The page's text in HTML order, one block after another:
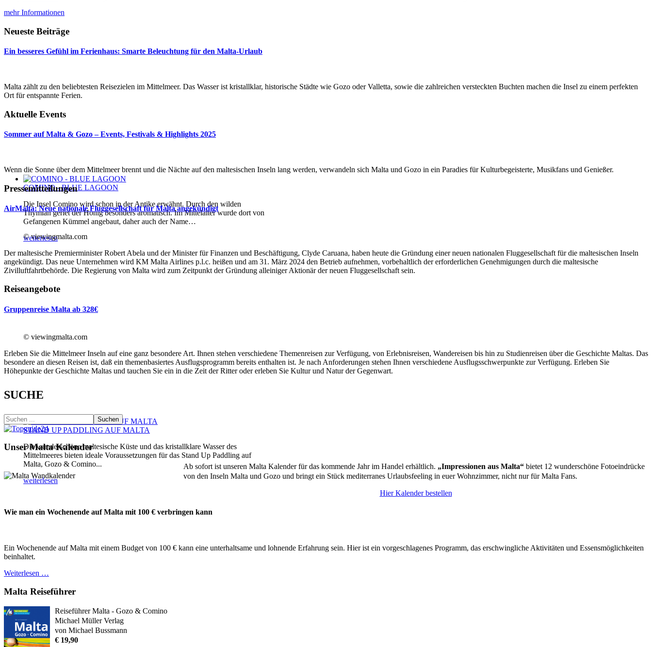
COMINO - BLUE LAGOON
Die Insel Comino wird schon in der Antike erwähnt. Durch den wilden
Thymian geriet der Honig besonders aromatisch. Im Mittelalter wurde dort von
Gefangenen Kümmel angebaut, daher auch der Name…
weiterlesen
STAND UP PADDLING AUF MALTA
Die wunderschöne maltesische Küste und das kristallklare Wasser des
Mittelmeeres bieten ideale Voraussetzungen für das Stand Up Paddling auf
Malta, Gozo & Comino...
weiterlesen
mehr Informationen
Neueste Beiträge
Ein besseres Gefühl im Ferienhaus: Smarte Beleuchtung für den Malta-Urlaub
Malta zählt zu den beliebtesten Reisezielen im Mittelmeer. Das Wasser ist kristallklar, historische Städte wie Gozo oder Valletta, sowie die zahlreichen versteckten Buchten machen die Insel zu einem perfekten
Ort für entspannte Ferien.
Aktuelle Events
Sommer auf Malta & Gozo – Events, Festivals & Highlights 2025
Wenn die Sonne über dem Mittelmeer brennt und die Nächte auf den maltesischen Inseln lang werden, verwandeln sich Malta und Gozo in ein Paradies für Kulturbegeisterte, Musikfans und Genießer.
Pressemitteilungen
AirMalta: Neue nationale Fluggesellschaft für Malta angekündigt
© viewingmalta.com
Der maltesische Premierminister Robert Abela und der Minister für Finanzen und Beschäftigung, Clyde Caruana, haben heute die Gründung einer neuen nationalen Fluggesellschaft für die maltesischen Inseln
angekündigt. Das neue Unternehmen wird KM Malta Airlines p.l.c. heißen und am 31. März 2024 den Betrieb aufnehmen, vorbehaltlich der erforderlichen Genehmigungen durch die maltesische
Zivilluftfahrtbehörde. Die Regierung von Malta wird zum Zeitpunkt der Gründung alleiniger Aktionär der neuen Fluggesellschaft sein.
Reiseangebote
Gruppenreise Malta ab 328€
© viewingmalta.com
Erleben Sie die Mittelmeer Inseln auf eine ganz besondere Art. Ihnen stehen verschiedene Themenreisen zur Verfügung, von Erlebnisreisen, Wandereisen bis hin zu Studienreisen über die Geschichte Maltas. Das
besondere an diesen Reisen ist, daß ein themenbasiertes Ausflugsprogramm bereits enthalten ist. Je nach Anforderungen stehen Ihnen verschiedene Ausflugsschwerpunkte zur Verfügung. Erleben Sie
Höhepunkte der Geschichte Maltas und tauchen Sie ein in die Zeit der Ritter oder erleben Sie Kultur und Natur der Gegenwart.
SUCHE
Suchen
Unser Malta Kalender
Ab sofort ist unseren Malta Kalender für das kommende Jahr im Handel erhältlich. „Impressionen aus Malta“ bietet 12 wunderschöne Fotoeindrücke
von den Inseln Malta und Gozo und bringt ein Stück mediterranes Urlaubsfeeling in euer Wohnzimmer, nicht nur für Malta Fans.
Hier Kalender bestellen
Wie man ein Wochenende auf Malta mit 100 € verbringen kann
Ein Wochenende auf Malta mit einem Budget von 100 € kann eine unterhaltsame und lohnende Erfahrung sein. Hier ist ein vorgeschlagenes Programm, das erschwingliche Aktivitäten und Essensmöglichkeiten
beinhaltet.
Weiterlesen …
Malta Reiseführer
Reiseführer Malta - Gozo & Comino
Michael Müller Verlag
von Michael Bussmann
€ 19,90